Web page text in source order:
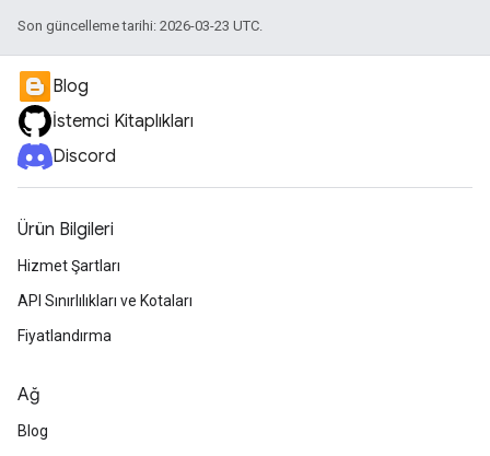
Son güncelleme tarihi: 2026-03-23 UTC.
Blog
İstemci Kitaplıkları
Discord
Ürün Bilgileri
Hizmet Şartları
API Sınırlılıkları ve Kotaları
Fiyatlandırma
Ağ
Blog